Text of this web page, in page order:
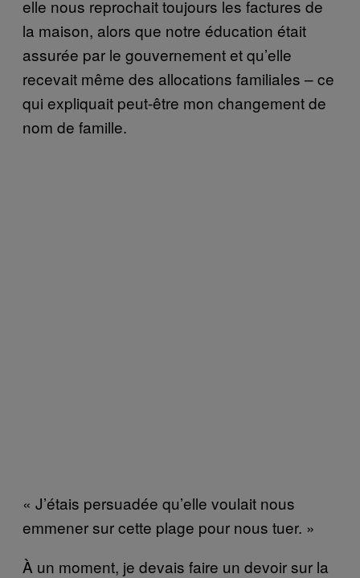
elle nous reprochait toujours les factures de
la maison, alors que notre éducation était
assurée par le gouvernement et qu’elle
recevait même des allocations familiales – ce
qui expliquait peut-être mon changement de
nom de famille.
« J’étais persuadée qu’elle voulait nous
emmener sur cette plage pour nous tuer. »
À un moment, je devais faire un devoir sur la